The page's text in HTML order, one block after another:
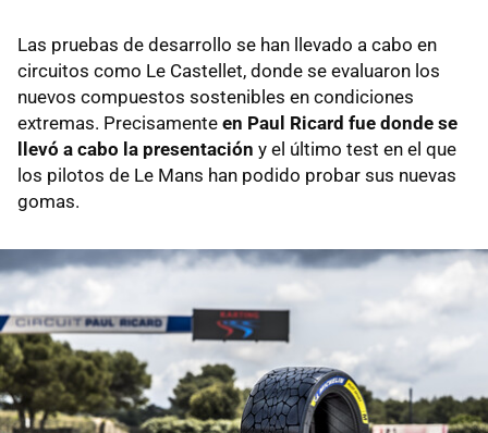
Las pruebas de desarrollo se han llevado a cabo en
circuitos como Le Castellet, donde se evaluaron los
nuevos compuestos sostenibles en condiciones
extremas. Precisamente en Paul Ricard fue donde se
llevó a cabo la presentación y el último test en el que
los pilotos de Le Mans han podido probar sus nuevas
gomas.